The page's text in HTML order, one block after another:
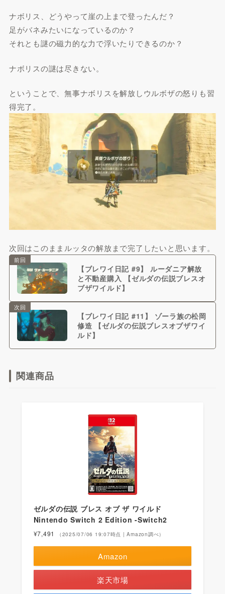
ナボリス、どうやって崖の上まで登ったんだ？
足がバネみたいになっているのか？
それとも謎の磁力的な力で浮いたりできるのか？
ナボリスの謎は尽きない。
ということで、無事ナボリスを解放しウルボザの怒りも習
得完了。
次回はこのままルッタの解放まで完了したいと思います。
前回
【ブレワイ日記 #9】 ルーダニア解放
と不動産購入 【ゼルダの伝説ブレスオ
ブザワイルド】
次回
【ブレワイ日記 #11】 ゾーラ族の松岡
修造 【ゼルダの伝説ブレスオブザワイ
ルド】
関連商品
ゼルダの伝説 ブレス オブ ザ ワイルド
Nintendo Switch 2 Edition -Switch2
¥7,491 （2025/07/06 19:07時点 | Amazon調べ）
Amazon
楽天市場